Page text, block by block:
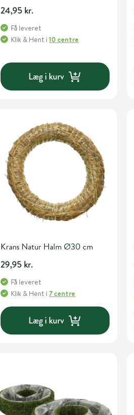
24,95 kr.
Få leveret
Klik & Hent i10 centre
Læg i kurv
Krans Natur Halm Ø30 cm
29,95 kr.
Få leveret
Klik & Hent i 7 centre
Læg i kurv